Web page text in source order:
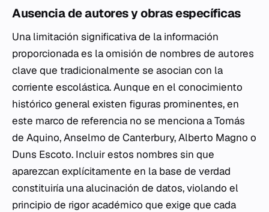
Ausencia de autores y obras específicas
Una limitación significativa de la información
proporcionada es la omisión de nombres de autores
clave que tradicionalmente se asocian con la
corriente escolástica. Aunque en el conocimiento
histórico general existen figuras prominentes, en
este marco de referencia no se menciona a Tomás
de Aquino, Anselmo de Canterbury, Alberto Magno o
Duns Escoto. Incluir estos nombres sin que
aparezcan explícitamente en la base de verdad
constituiría una alucinación de datos, violando el
principio de rigor académico que exige que cada